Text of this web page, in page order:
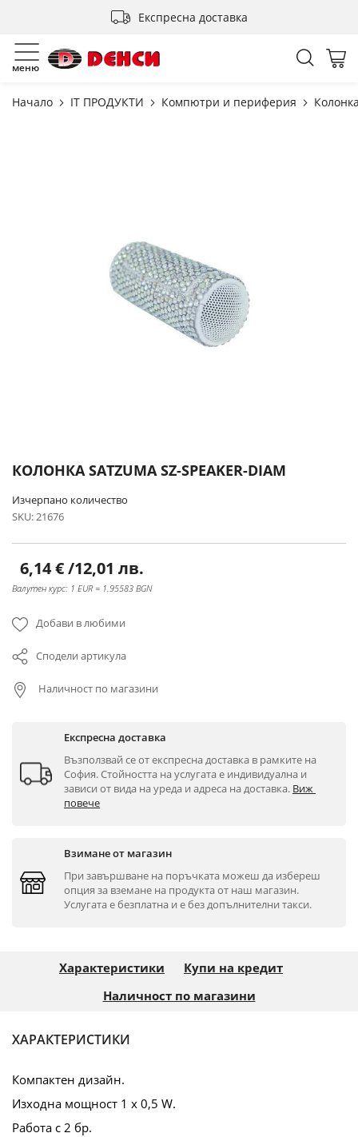
Експресна доставка
меню
Начало IT ПРОДУКТИ Компютри и периферия
Преминете
началото
на
със
снимки
КОЛОНКА SATZUMA SZ-SPEAKER-DIAM
Изчерпано количество
SKU 21676
6,14 €/12,01 лв.
Валутен курс: 1 EUR = 1.95583 BGN
Добави в любими
Сподели артикула
Наличност по магазини
Експресна доставка
Възползвай се от експресна доставка в рамките на
София. Стойността на услугата е индивидуална и
зависи от вида на уреда и адреса на доставка. Виж
повече
Взимане от магазин
При завършване на поръчката можеш да избереш
опция за вземане на продукта от наш магазин.
Услугата е безплатна и е без допълнителни такси.
Характеристики
Купи на кредит
Наличност по магазини
ХАРАКТЕРИСТИКИ
Компактен дизайн.
Изходна мощност 1 х 0,5 W.
Работа с 2 бр.